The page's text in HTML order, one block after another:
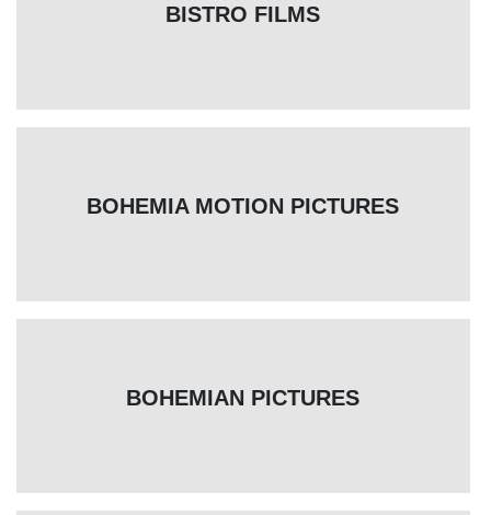
BISTRO FILMS
BOHEMIA MOTION PICTURES
BOHEMIAN PICTURES